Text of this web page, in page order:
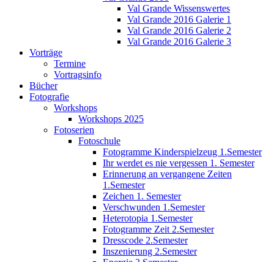
Val Grande Wissenswertes
Val Grande 2016 Galerie 1
Val Grande 2016 Galerie 2
Val Grande 2016 Galerie 3
Vorträge
Termine
Vortragsinfo
Bücher
Fotografie
Workshops
Workshops 2025
Fotoserien
Fotoschule
Fotogramme Kinderspielzeug 1.Semester
Ihr werdet es nie vergessen 1. Semester
Erinnerung an vergangene Zeiten
1.Semester
Zeichen 1. Semester
Verschwunden 1.Semester
Heterotopia 1.Semester
Fotogramme Zeit 2.Semester
Dresscode 2.Semester
Inszenierung 2.Semester